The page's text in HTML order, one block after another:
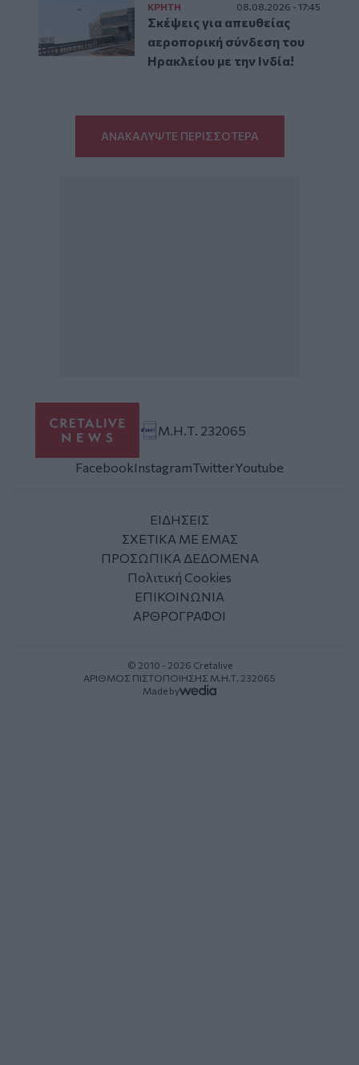
ΚΡΗΤΗ 08.08.2026 - 17:45
Σκέψεις για απευθείας
αεροπορική σύνδεση του
Ηρακλείου με την Ινδία!
ΑΝΑΚΑΛΥΨΤΕ ΠΕΡΙΣΣΟΤΕΡΑ
Μ.Η.Τ. 232065
FacebookInstagramTwitterYoutube
ΕΙΔΗΣΕΙΣ
ΣΧΕΤΙΚΑ ΜΕ ΕΜΑΣ
ΠΡΟΣΩΠΙΚΑ ΔΕΔΟΜΕΝΑ
Πολιτική Cookies
ΕΠΙΚΟΙΝΩΝΙΑ
ΑΡΘΡΟΓΡΑΦΟΙ
© 2010 - 2026 Cretalive
ΑΡΙΘΜΟΣ ΠΙΣΤΟΠΟΙΗΣΗΣ Μ.Η.Τ. 232065
Made by